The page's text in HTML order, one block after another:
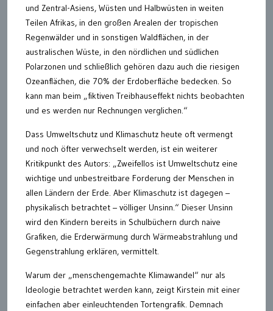
und Zentral-Asiens, Wüsten und Halbwüsten in weiten
Teilen Afrikas, in den großen Arealen der tropischen
Regenwälder und in sonstigen Waldflächen, in der
australischen Wüste, in den nördlichen und südlichen
Polarzonen und schließlich gehören dazu auch die riesigen
Ozeanflächen, die 70% der Erdoberfläche bedecken. So
kann man beim „fiktiven Treibhauseffekt nichts beobachten
und es werden nur Rechnungen verglichen.“
Dass Umweltschutz und Klimaschutz heute oft vermengt
und noch öfter verwechselt werden, ist ein weiterer
Kritikpunkt des Autors: „Zweifellos ist Umweltschutz eine
wichtige und unbestreitbare Forderung der Menschen in
allen Ländern der Erde. Aber Klimaschutz ist dagegen –
physikalisch betrachtet – völliger Unsinn.“ Dieser Unsinn
wird den Kindern bereits in Schulbüchern durch naive
Grafiken, die Erderwärmung durch Wärmeabstrahlung und
Gegenstrahlung erklären, vermittelt.
Warum der „menschengemachte Klimawandel“ nur als
Ideologie betrachtet werden kann, zeigt Kirstein mit einer
einfachen aber einleuchtenden Tortengrafik. Demnach